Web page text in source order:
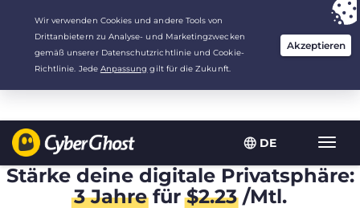
DE
Deine Wahl:Der beste Dealfür 3.3333333333333 Jahre zu $
/Monat
Stärke deine digitale Privatsphäre:
3 Jahrefür$2.23/Mtl.